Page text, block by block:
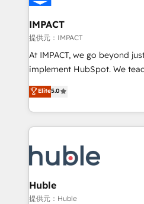
Click "Contact Business" ⬅️ to
Integration templates that
of your tech stack, syncing... 🛍️ Shopify or
WooCommerce 💲 Stripe or
Netsuite 🤖 Google or
the rare Advanced "Custom
Accreditation, securely sync data
new HubSpot portal with
CRM Migrations using our in-
IMPACT
提供元：IMPACT
At IMPACT, we go beyond
implement HubSpot. We teach your team how to
master it. As the creators of the Endless Customers
System™ (the next evolution
Answer), we’re the only
entirely around coaching
skills, processes, and
attract the right buyers, close
without outside dependencies. You’ll learn how
Set up, audit, and organize
Elite5.0
Huble
提供元：Huble